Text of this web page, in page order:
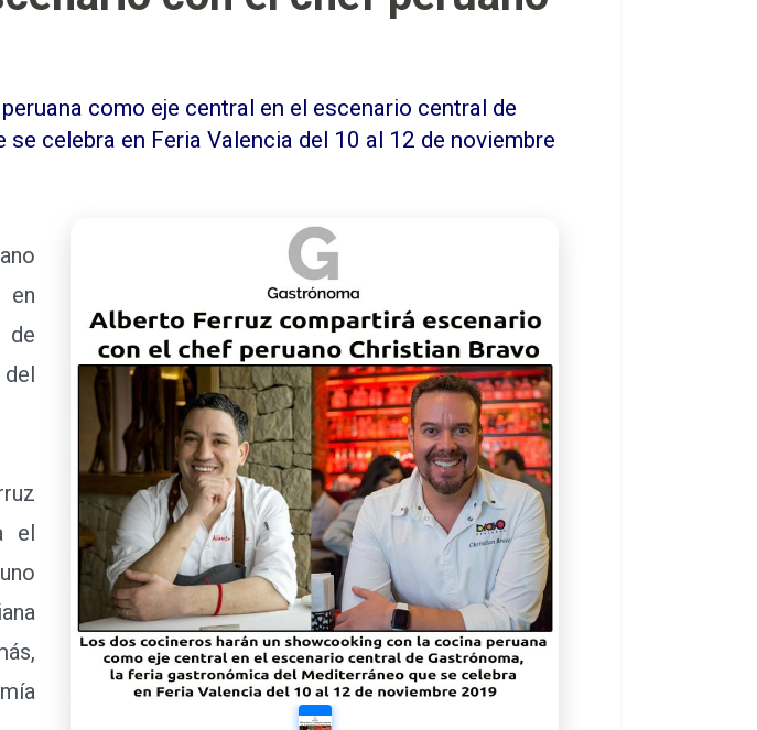
como eje central en el escenario central de
celebra en Feria Valencia del 10 al 12 de noviembre
en
de
el